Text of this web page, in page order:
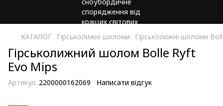
КАТАЛОГ Гірськолижні шоломи Гірськолижні шоломи
Гірськолижний шолом Bolle Ryft
Evo Mips
Артикул: 2200000162069 Написати відгук